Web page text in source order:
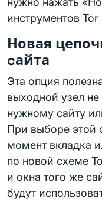
инструментов Tor
Новая
cайта
Эта опция
выходной узел
нужному сайту
При выборе этой
момент вкладка
по новой схеме
и окна того же
будут